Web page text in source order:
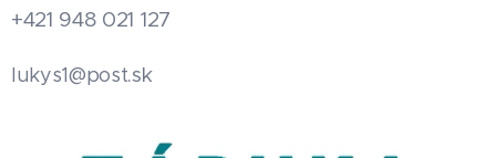
+421 948 021 127
lukys1@post.sk